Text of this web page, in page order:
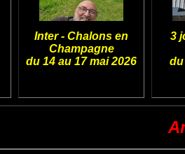
Inter - Chalons en
Champagne
du 14 au 17 mai 2026
3
du